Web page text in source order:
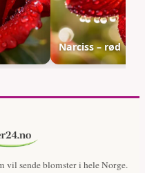
Narciss – rød
vil sende blomster i hele Norge.